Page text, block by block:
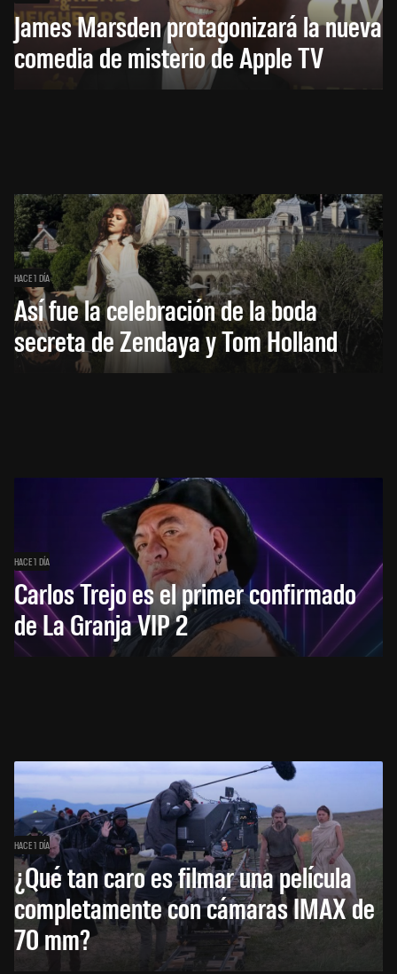
James Marsden protagonizará la nueva
comedia de misterio de Apple TV
HACE 1 DÍA
Así fue la celebración de la boda
secreta de Zendaya y Tom Holland
HACE 1 DÍA
Carlos Trejo es el primer confirmado
de La Granja VIP 2
HACE 1 DÍA
¿Qué tan caro es filmar una película
completamente con cámaras IMAX de
70 mm?